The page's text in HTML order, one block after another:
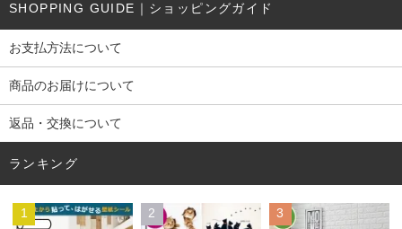
SHOPPING GUIDE｜ショッピングガイド
お支払方法について
商品のお届けについて
返品・交換について
ランキング
1 2 3